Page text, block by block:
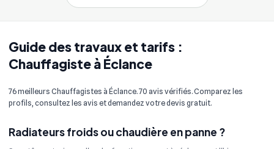
Guide des travaux et tarifs :
Chauffagiste à Éclance
76 meilleurs Chauffagistes à Éclance. 70 avis vérifiés. Comparez les
profils, consultez les avis et demandez votre devis gratuit.
Radiateurs froids ou chaudière en panne ?